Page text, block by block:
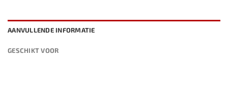
AANVULLENDE INFORMATIE
GESCHIKT VOOR